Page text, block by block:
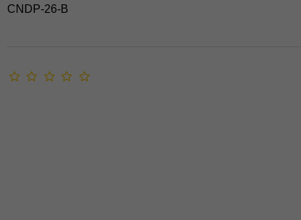
CNDP-26-B